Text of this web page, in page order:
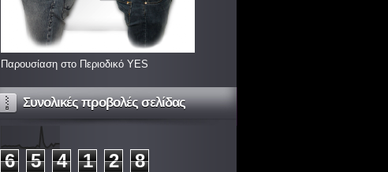
Παρουσίαση στο Περιοδικό YES
Συνολικές προβολές σελίδας
6 5 4 1 2 8